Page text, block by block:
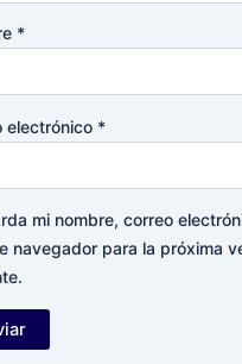
*
electrónico *
mi nombre, correo
navegador para la próxima